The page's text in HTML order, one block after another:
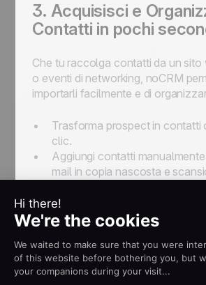
3. Acquisisci e
Contatti in pochi
Che tu raccolga contatti da un sito
o eventi di networking, noCRM
importarli facilmente e di
Trasforma prospect in contatti
clic.
Aggiungi contatti
mail in copia nascosta e
Usa l’estensione Lead Clipper
rapidamente contatti da
4. Mantieni il controllo
Pipeline Visiva